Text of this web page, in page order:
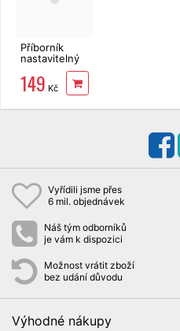
Příborník
nastavitelný
30x42x6.4
cm sv.šedý
149 Kč
Vyřídili jsme přes
6 mil. objednávek
Náš tým odborníků
je vám k dispozici
Možnost vrátit zboží
bez udání důvodu
Výhodné nákupy